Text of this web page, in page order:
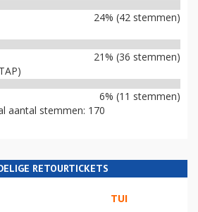
24% (42 stemmen)
21% (36 stemmen)
6% (11 stemmen)
aantal stemmen: 170
RETOURTICKETS
TUI